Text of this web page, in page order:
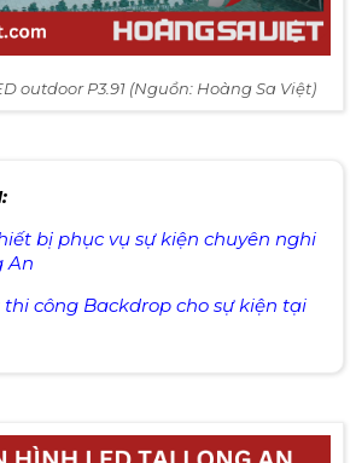
outdoor P3.91 (Nguồn: Hoàng Sa Việt)
bị phục vụ sự kiện chuyên nghi
An
thi công Backdrop cho sự kiện tại